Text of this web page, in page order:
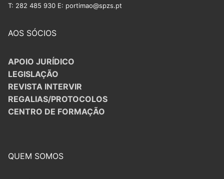
T: 282 485 930 E: portimao@spzs.pt
AOS SÓCIOS
APOIO JURÍDICO
LEGISLAÇÃO
REVISTA INTERVIR
REGALIAS/PROTOCOLOS
CENTRO DE FORMAÇÃO
QUEM SOMOS